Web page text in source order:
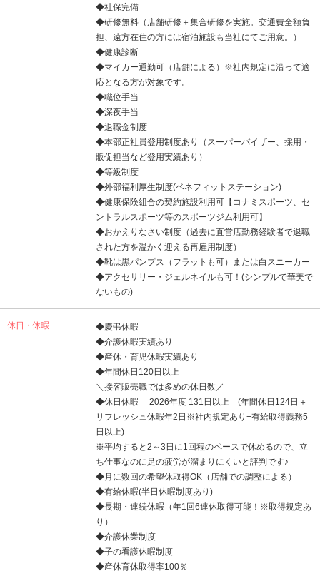
◆社保完備
◆研修無料（店舗研修＋集合研修を実施。交通費全額負
担、遠方在住の方には宿泊施設も当社にてご用意。）
◆健康診断
◆マイカー通勤可（店舗による）※社内規定に沿って適
応となる方が対象です。
◆職位手当
◆深夜手当
◆退職金制度
◆本部正社員登用制度あり（スーパーバイザー、採用・
販促担当など登用実績あり）
◆等級制度
◆外部福利厚生制度(ベネフィットステーション)
◆健康保険組合の契約施設利用可【コナミスポーツ、セ
ントラルスポーツ等のスポーツジム利用可】
◆おかえりなさい制度（過去に直営店勤務経験者で退職
された方を温かく迎える再雇用制度）
◆靴は黒パンプス（フラットも可）または白スニーカー
◆アクセサリー・ジェルネイルも可！(シンプルで華美で
ないもの)
休日・休暇
◆慶弔休暇
◆介護休暇実績あり
◆産休・育児休暇実績あり
◆年間休日120日以上
＼接客販売職では多めの休日数／
◆休日休暇 2026年度 131日以上 (年間休日124日＋
リフレッシュ休暇年2日※社内規定あり+有給取得義務5
日以上)
※平均すると2～3日に1回程のペースで休めるので、立
ち仕事なのに足の疲労が溜まりにくいと評判です♪
◆月に数回の希望休取得OK（店舗での調整による）
◆有給休暇(半日休暇制度あり)
◆長期・連続休暇（年1回6連休取得可能！※取得規定あ
り）
◆介護休業制度
◆子の看護休暇制度
◆産休育休取得率100％